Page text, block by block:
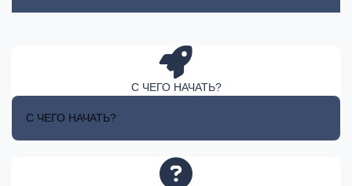
С ЧЕГО НАЧАТЬ?
С ЧЕГО НАЧАТЬ?